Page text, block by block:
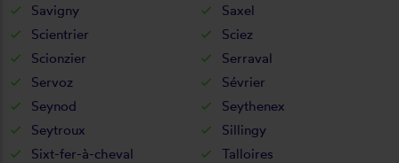
Savigny
Saxel
Scientrier
Sciez
Scionzier
Serraval
Servoz
Sévrier
Seynod
Seythenex
Seytroux
Sillingy
Sixt-fer-à-cheval
Talloires